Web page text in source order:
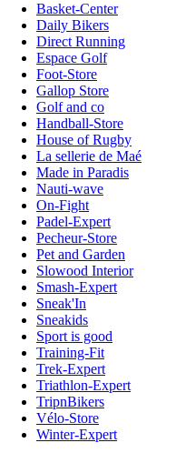
Basket-Center
Daily Bikers
Direct Running
Espace Golf
Foot-Store
Gallop Store
Golf and co
Handball-Store
House of Rugby
La sellerie de Maé
Made in Paradis
Nauti-wave
On-Fight
Padel-Expert
Pecheur-Store
Pet and Garden
Slowood Interior
Smash-Expert
Sneak'In
Sneakids
Sport is good
Training-Fit
Trek-Expert
Triathlon-Expert
TripnBikers
Vélo-Store
Winter-Expert